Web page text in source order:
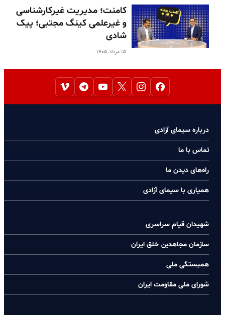
کامنت؛ مدیریت غیرکارشناسی
و غیرعلمی کینگ مجتبی؛ پیک
شادی
۱۵ مرداد ۱۴۰۵
درباره سیمای آزادی
تماس با ما
راه‌های دیدن ما
همیاری با سیمای آزادی
شهیدان قیام سراسری
سازمان مجاهدین خلق ایران
همبستگی ملی
شورای ملی مقاومت ایران